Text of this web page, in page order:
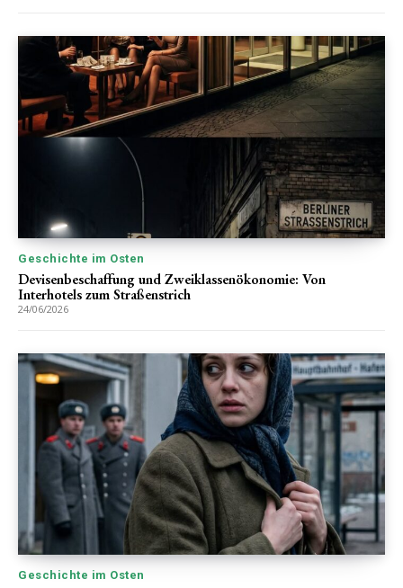
Geschichte im Osten
Devisenbeschaffung und Zweiklassenökonomie: Von
Interhotels zum Straßenstrich
24/06/2026
Geschichte im Osten